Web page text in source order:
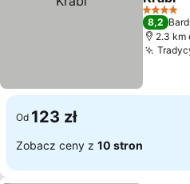
4 Kategoria
8,2
2.3 km
Od 123 zł
Zobacz ceny z 10 stron